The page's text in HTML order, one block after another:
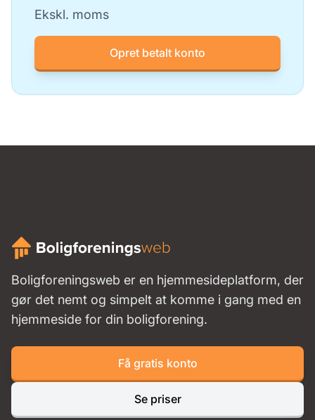
Ekskl. moms
Opret betalt konto
Boligforeningsweb er en hjemmesideplatform, der
gør det nemt og simpelt at komme i gang med en
hjemmeside for din boligforening.
Få gratis konto
Se priser